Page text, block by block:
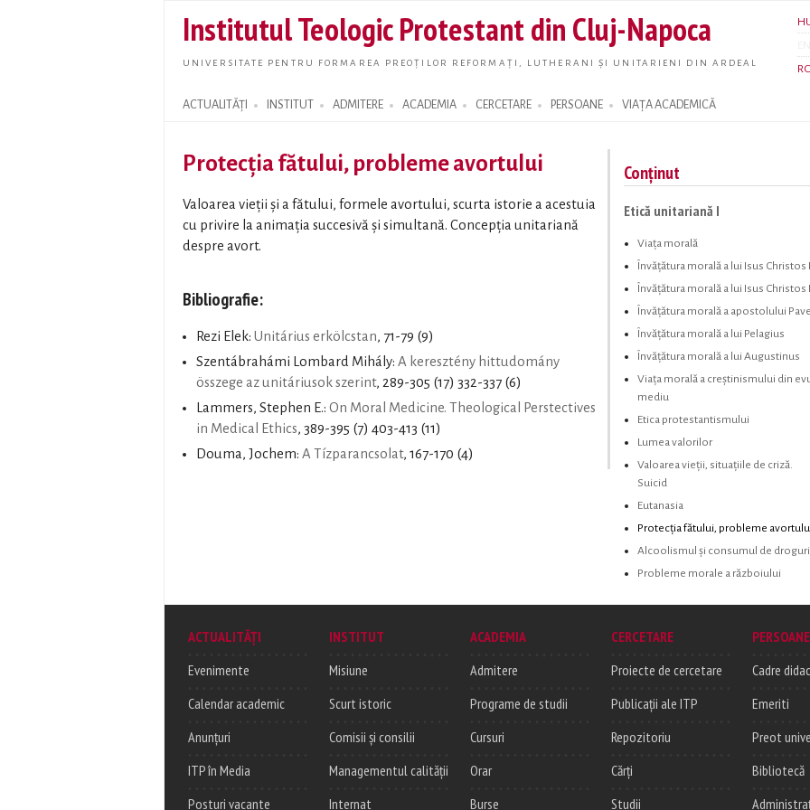
main
content
Institutul Teologic Protestant din Cluj-Napoca
UNIVERSITATE PENTRU FORMAREA PREOȚILOR REFORMAȚI, LUTHERANI ȘI UNITARIENI DIN ARDEAL
ACTUALITĂȚI INSTITUT ADMITERE ACADEMIA CERCETARE PERSOANE VIAȚA ACADEMICĂ
Search form
Protecţia fătului, probleme avortului
Valoarea vieţii şi a fătului, formele avortului, scurta istorie a acestuia
cu privire la animaţia succesivă şi simultană. Concepția unitariană
despre avort.
Bibliografie:
Rezi Elek: Unitárius erkölcstan, 71-79 (9)
Szentábrahámi Lombard Mihály: A keresztény hittudomány
összege az unitáriusok szerint, 289-305 (17) 332-337 (6)
Lammers, Stephen E.: On Moral Medicine. Theological Perstectives
in Medical Ethics, 389-395 (7) 403-413 (11)
Douma, Jochem: A Tízparancsolat, 167-170 (4)
Conținut
Etică unitariană I
Viața morală
Învăţătura morală a lui Isus Christos I
Învăţătura morală a lui Isus Christos
Învăţătura morală a apostolului
Învăţătura morală a lui Pelagius
Învăţătura morală a lui Augustinus
Viaţa morală a creştinismului din
mediu
Etica protestantismului
Lumea valorilor
Valoarea vieţii, situaţiile de criză.
Suicid
Eutanasia
Protecţia fătului, probleme
Alcoolismul şi consumul de droguri
Probleme morale a războiului
ACTUALITĂȚI
Evenimente
Calendar academic
Anunțuri
ITP în Media
Posturi vacante
INSTITUT
Misiune
Scurt istoric
Comisii și consilii
Managementul calității
Internat
ACADEMIA
Admitere
Programe de studii
Cursuri
Orar
Burse
CERCETARE
Proiecte de cercetare
Publicații ale ITP
Repozitoriu
Cărți
Studii
PERSOANE
Cadre
Emeriti
Preot
Bibliotecă